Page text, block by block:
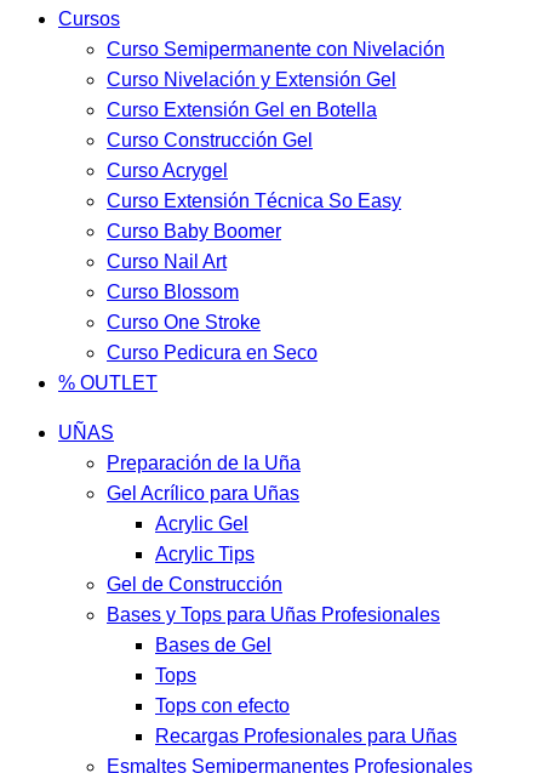
Cursos
Curso Semipermanente con Nivelación
Curso Nivelación y Extensión Gel
Curso Extensión Gel en Botella
Curso Construcción Gel
Curso Acrygel
Curso Extensión Técnica So Easy
Curso Baby Boomer
Curso Nail Art
Curso Blossom
Curso One Stroke
Curso Pedicura en Seco
% OUTLET
UÑAS
Preparación de la Uña
Gel Acrílico para Uñas
Acrylic Gel
Acrylic Tips
Gel de Construcción
Bases y Tops para Uñas Profesionales
Bases de Gel
Tops
Tops con efecto
Recargas Profesionales para Uñas
Esmaltes Semipermanentes Profesionales